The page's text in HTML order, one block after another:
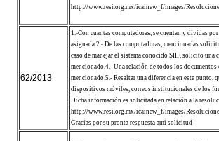
http://www.resi.org.mx/icainew_f/images/
62/2013
1.-Con cuantas computadoras, se cuentan y dividas
asignada.2.- De las computadoras, mencionadas
caso de manejar el sistema conocido SIIF, solicito
mencionado.4.- Una relación de todos los
mencionado.5.- Resaltar una diferencia en este punto,
dispositivos móviles, correos institucionales de los
Dicha información es solicitada en relación a la
http://www.resi.org.mx/icainew_f/images/
Gracias por su pronta respuesta ami solicitud